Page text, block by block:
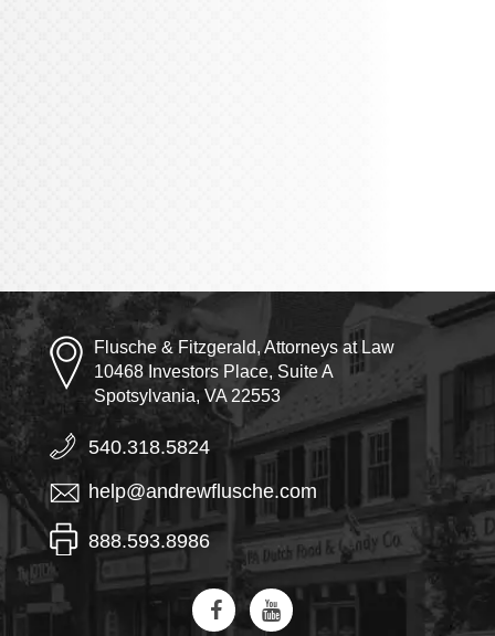
Flusche & Fitzgerald, Attorneys at Law
10468 Investors Place, Suite A
Spotsylvania, VA 22553
540.318.5824
help@andrewflusche.com
888.593.8986